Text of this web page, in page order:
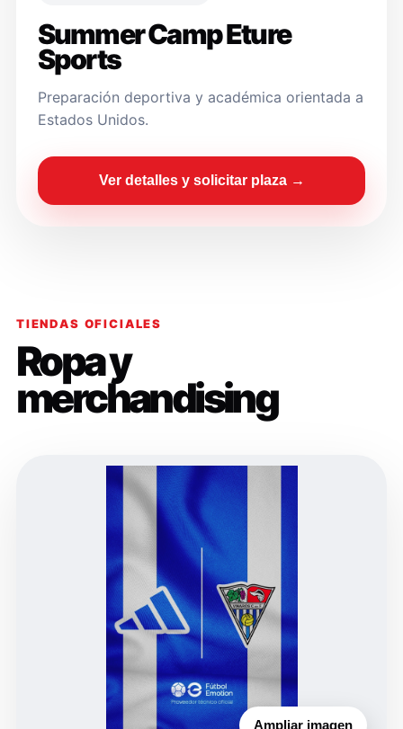
Summer Camp Eture
Sports
Preparación deportiva y académica orientada a
Estados Unidos.
Ver detalles y solicitar plaza →
TIENDAS OFICIALES
Ropa y
merchandising
Ampliar imagen